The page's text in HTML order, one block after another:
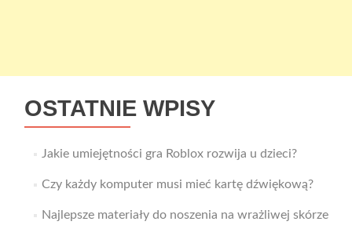
OSTATNIE WPISY
Jakie umiejętności gra Roblox rozwija u dzieci?
Czy każdy komputer musi mieć kartę dźwiękową?
Najlepsze materiały do noszenia na wrażliwej skórze